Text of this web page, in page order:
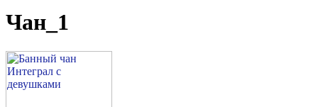
Чан_1